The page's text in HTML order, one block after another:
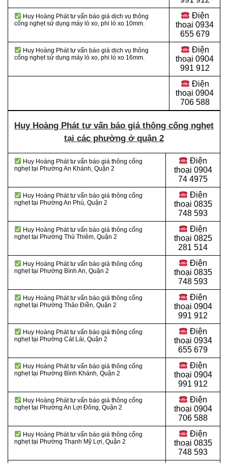
Huy Hoàng Phát tư vấn báo giá dịch vụ thông
cống nghẹt sử dụng máy lò xo, phi lò xo 10mm.
Điện
thoại 0934
655 679
Huy Hoàng Phát tư vấn báo giá dịch vụ thông
cống nghẹt sử dụng máy lò xo, phi lò xo 16mm.
Điện
thoại 0904
991 912
Điện
thoại 0904
706 588
Huy Hoàng Phát tư vấn báo giá thông cống nghẹt
tại các phường ở quận 2
Huy Hoàng Phát tư vấn báo giá thông cống
nghẹt tại Phường An Khánh, Quận 2
Điện
thoại 0904
74 4975
Huy Hoàng Phát tư vấn báo giá thông cống
nghẹt tại Phường An Phú, Quận 2
Điện
thoại 0835
748 593
Huy Hoàng Phát tư vấn báo giá thông cống
nghẹt tại Phường Thủ Thiêm, Quận 2
Điện
thoại 0825
281 514
Huy Hoàng Phát tư vấn báo giá thông cống
nghẹt tại Phường Bình An, Quận 2
Điện
thoại 0835
748 593
Huy Hoàng Phát tư vấn báo giá thông cống
nghẹt tại Phường Thảo Điền, Quận 2
Điện
thoại 0904
991 912
Huy Hoàng Phát tư vấn báo giá thông cống
nghẹt tại Phường Cát Lái, Quận 2
Điện
thoại 0934
655 679
Huy Hoàng Phát tư vấn báo giá thông cống
nghẹt tại Phường Bình Khánh, Quận 2
Điện
thoại 0904
991 912
Huy Hoàng Phát tư vấn báo giá thông cống
nghẹt tại Phường An Lợi Đông, Quận 2
Điện
thoại 0904
706 588
Huy Hoàng Phát tư vấn báo giá thông cống
nghẹt tại Phường Thạnh Mỹ Lợi, Quận 2
Điện
thoại 0835
748 593